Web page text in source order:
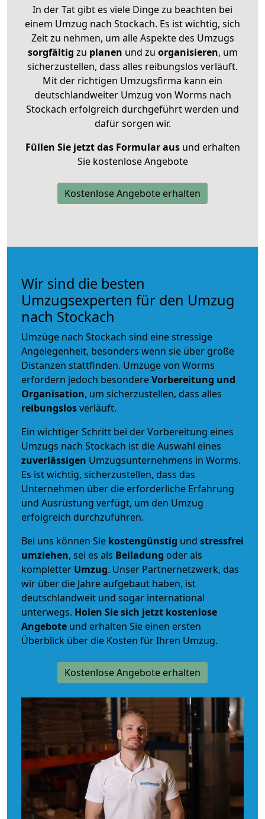
In der Tat gibt es viele Dinge zu beachten bei
einem Umzug nach Stockach. Es ist wichtig, sich
Zeit zu nehmen, um alle Aspekte des Umzugs
sorgfältig zu planen und zu organisieren, um
sicherzustellen, dass alles reibungslos verläuft.
Mit der richtigen Umzugsfirma kann ein
deutschlandweiter Umzug von Worms nach
Stockach erfolgreich durchgeführt werden und
dafür sorgen wir.
Füllen Sie jetzt das Formular ausund erhalten
Sie kostenlose Angebote
Kostenlose Angebote erhalten
Wir sind die besten
Umzugsexperten für den Umzug
nach Stockach
Umzüge nach Stockach sind eine stressige
Angelegenheit, besonders wenn sie über große
Distanzen stattfinden. Umzüge von Worms
erfordern jedoch besondereVorbereitung und
Organisation, um sicherzustellen, dass alles
reibungslosverläuft.
Ein wichtiger Schritt bei der Vorbereitung eines
Umzugs nach Stockach ist die Auswahl eines
zuverlässigen Umzugsunternehmens in Worms.
Es ist wichtig, sicherzustellen, dass das
Unternehmen über die erforderliche Erfahrung
und Ausrüstung verfügt, um den Umzug
erfolgreich durchzuführen.
Bei uns können Sie kostengünstig und stressfrei
umziehen, sei es als Beiladung oder als
kompletter Umzug. Unser Partnernetzwerk, das
wir über die Jahre aufgebaut haben, ist
deutschlandweit und sogar international
unterwegs. Holen Sie sich jetzt kostenlose
Angebote und erhalten Sie einen ersten
Überblick über die Kosten für Ihren Umzug.
Kostenlose Angebote erhalten